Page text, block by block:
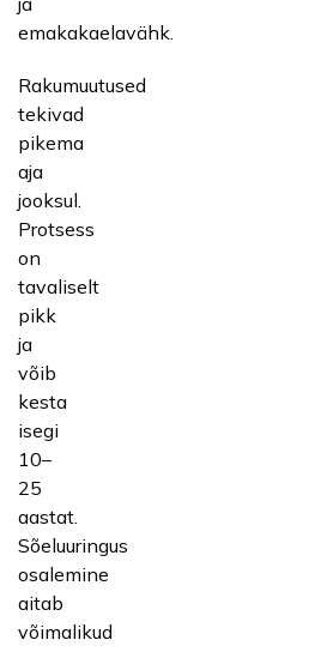
emakakaelavähk.
Rakumuutused
tekivad
pikema
aja
jooksul.
Protsess
on
tavaliselt
pikk
ja
võib
kesta
isegi
10–
25
aastat.
Sõeluuringus
osalemine
aitab
võimalikud